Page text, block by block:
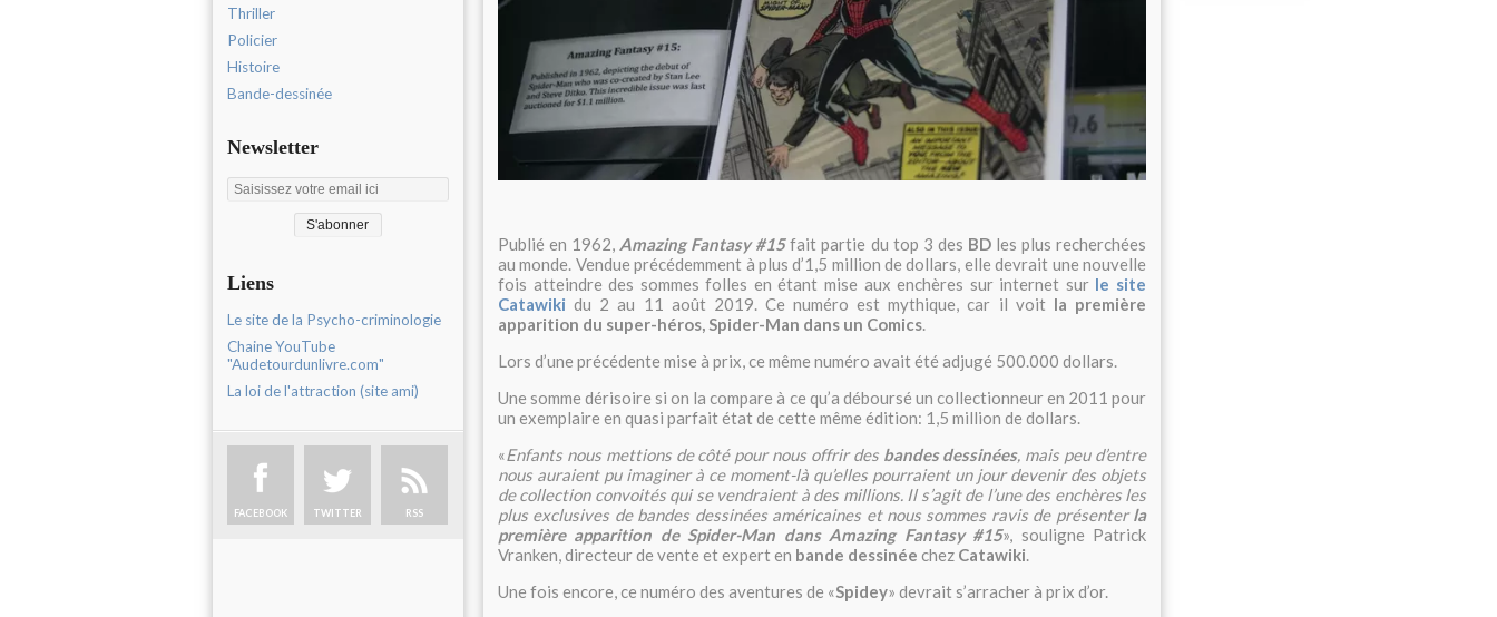
Thriller
Policier
Histoire
Bande-dessinée
Newsletter
Liens
Le site de la Psycho-criminologie
Chaine YouTube
"Audetourdunlivre.com"
La loi de l'attraction (site ami)
FACEBOOK TWITTER RSS
Publié en 1962, Amazing Fantasy #15fait partie du top 3 des BDles plus recherchées
au monde. Vendue précédemment à plus d’1,5 million de dollars, elle devrait une nouvelle
fois atteindre des sommes folles en étant mise aux enchères sur internet sur le site
Catawiki du 2 au 11 août 2019. Ce numéro est mythique, car il voit la première
apparition du super-héros, Spider-Man dans un Comics.
Lors d’une précédente mise à prix, ce même numéro avait été adjugé 500.000 dollars.
Une somme dérisoire si on la compare à ce qu’a déboursé un collectionneur en 2011 pour
un exemplaire en quasi parfait état de cette même édition: 1,5 million de dollars.
«Enfants nous mettions de côté pour nous offrir des bandes dessinées, mais peu d’entre
nous auraient pu imaginer à ce moment-là qu’elles pourraient un jour devenir des objets
de collection convoités qui se vendraient à des millions. Il s’agit de l’une des enchères les
plus exclusives de bandes dessinées américaines et nous sommes ravis de présenterla
première apparition de Spider-Man dans Amazing Fantasy #15», souligne Patrick
Vranken, directeur de vente et expert en bande dessinée chez Catawiki.
Une fois encore, ce numéro des aventures de «Spidey» devrait s’arracher à prix d’or.